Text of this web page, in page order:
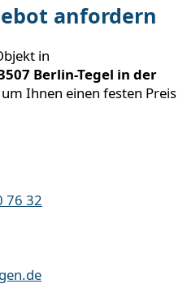
anfordern
in
Berlin-Tegel in der
Ihnen einen festen Preis
76 32